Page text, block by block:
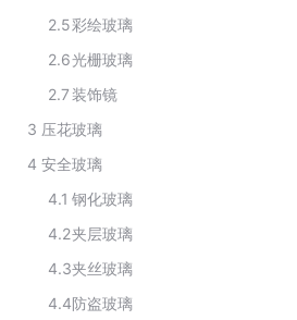
2.5彩绘玻璃
2.6光栅玻璃
2.7 装饰镜
3 压花玻璃
4 安全玻璃
4.1 钢化玻璃
4.2夹层玻璃
4.3夹丝玻璃
4.4防盗玻璃